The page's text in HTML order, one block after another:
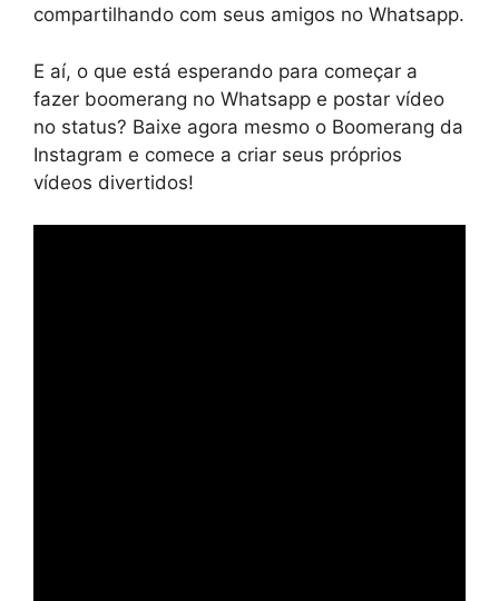
compartilhando com seus amigos no Whatsapp.
E aí, o que está esperando para começar a
fazer boomerang no Whatsapp e postar vídeo
no status? Baixe agora mesmo o Boomerang da
Instagram e comece a criar seus próprios
vídeos divertidos!